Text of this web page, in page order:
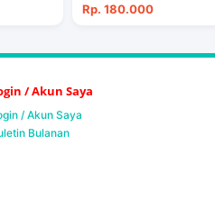
Rp. 180.000
/ Akun Saya
/ Akun Saya
Bulanan